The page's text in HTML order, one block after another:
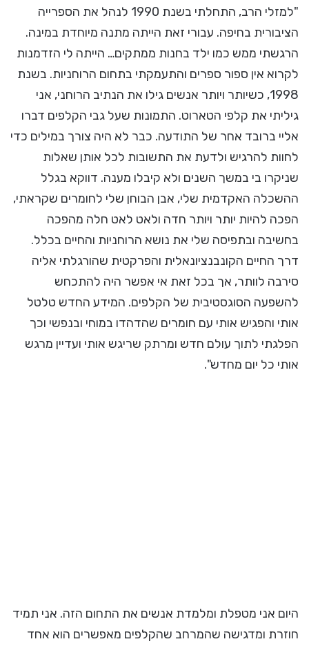
"למזלי הרב, התחלתי בשנת 1990 לנהל את הספרייה
הציבורית בחיפה. עבורי זאת הייתה מתנה מיוחדת במינה.
הרגשתי ממש כמו ילד בחנות ממתקים… הייתה לי הזדמנות
לקרוא אין ספור ספרים והתעמקתי בתחום הרוחניות. בשנת
1998, כשיותר ויותר אנשים גילו את הנתיב הרוחני, אני
גיליתי את קלפי הטארוט. התמונות שעל גבי הקלפים דברו
אליי ברובד אחר של התודעה. כבר לא היה צורך במילים כדי
לחוות להרגיש ולדעת את התשובות לכל אותן שאלות
שניקרו בי במשך השנים ולא קיבלו מענה. דווקא בגלל
ההשכלה האקדמית שלי, אבן הבוחן שלי לחומרים שקראתי,
הפכה להיות יותר ויותר חדה ולאט לאט חלה מהפכה
בחשיבה ובתפיסה שלי את נושא הרוחניות והחיים בכלל.
דרך החיים הקונבנציונאלית והפרקטית שהורגלתי אליה
סירבה לוותר, אך בכל זאת אי אפשר היה להתכחש
להשפעה הסוגסטיבית של הקלפים. המידע החדש טלטל
אותי והפגיש אותי עם חומרים שהדהדו במוחי ובנפשי וכך
הפלגתי לתוך עולם חדש ומרתק שריגש אותי ועדיין מרגש
אותי כל יום מחדש".
היום אני מטפלת ומלמדת אנשים את התחום הזה. אני תמיד
חוזרת ומדגישה שהמרחב שהקלפים מאפשרים הוא אחד